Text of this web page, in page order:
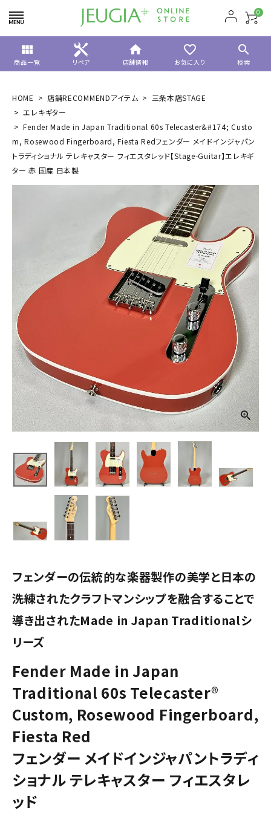
0
view_module
商品一覧 リペア
home
店舗情報
favorite_border
お気に入り
search
検索
HOME 店舗RECOMMENDアイテム
三条本店STAGE
エレキギター
Fender Made in Japan Traditional 60s Telecaster&#174; Custo
m, Rosewood Fingerboard, Fiesta Redフェンダー メイドインジャパン
トラディショナル テレキャスター フィエスタレッド【Stage-Guitar】エレキギ
ター 赤 国産 日本製
フェンダーの伝統的な楽器製作の美学と日本の
洗練されたクラフトマンシップを融合することで
導き出されたMade in Japan Traditionalシ
リーズ
Fender Made in Japan
Traditional 60s Telecaster®
Custom, Rosewood Fingerboard,
Fiesta Red
フェンダー メイドインジャパントラディ
ショナル テレキャスター フィエスタレ
ッド